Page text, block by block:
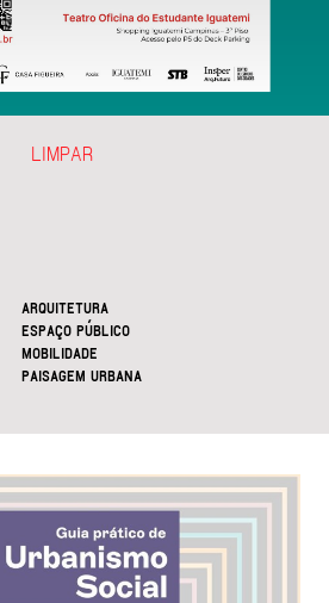
ARQUITETURA
ESPAÇO PÚBLICO
MOBILIDADE
PAISAGEM URBANA
LIMPAR